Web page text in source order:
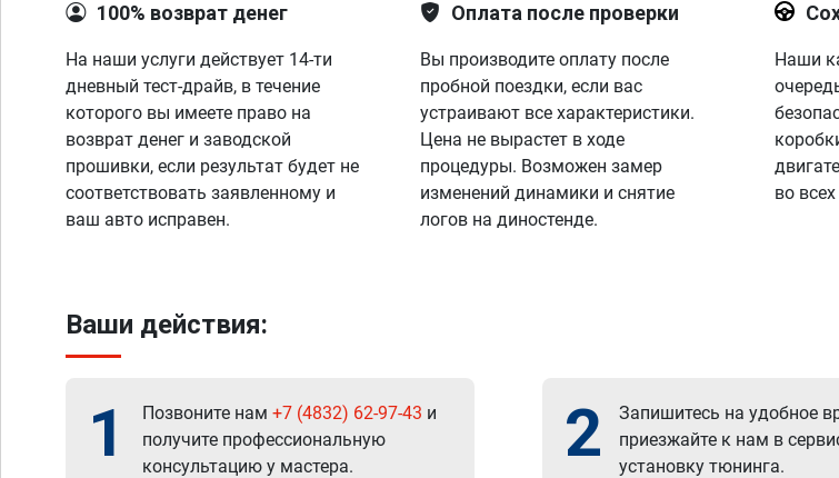
100% возврат денег
На наши услуги действует 14-ти
дневный тест-драйв, в течение
которого вы имеете право на
возврат денег и заводской
прошивки, если результат будет не
соответствовать заявленному и
ваш авто исправен.
Оплата после проверки
Вы производите оплату после
пробной поездки, если вас
устраивают все характеристики.
Цена не вырастет в ходе
процедуры. Возможен замер
изменений динамики и снятие
логов на диностенде.
Наши
во
Ваши действия:
1 Позвоните нам +7 (4832) 62-97-43 и
получите профессиональную
консультацию у мастера.
2
Запишитесь на удобное
приезжайте к нам в
установку тюнинга.